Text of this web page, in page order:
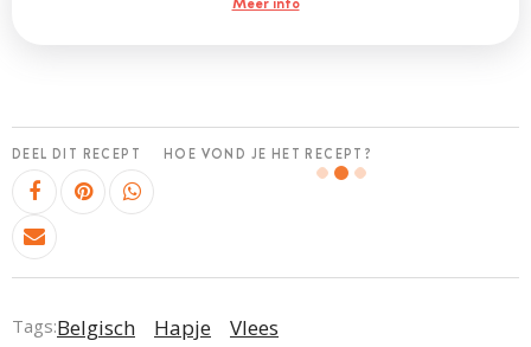
DEEL DIT RECEPT HOE VOND JE HET RECEPT?
Tags:Belgisch Hapje Vlees